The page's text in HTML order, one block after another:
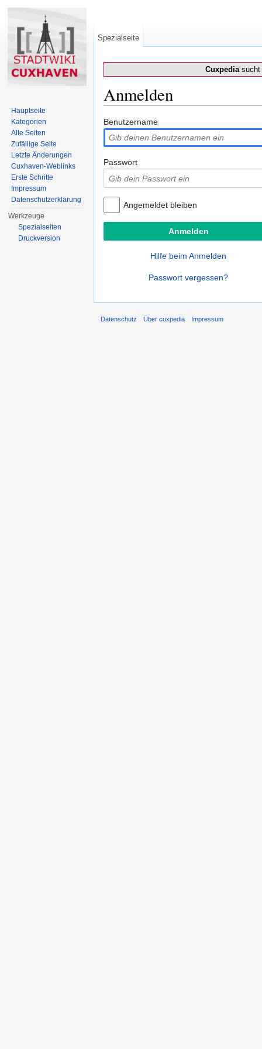
Cuxpediasucht
Anmelden
Benutzername
Passwort
Angemeldet bleiben
Hilfe beim Anmelden
Passwort vergessen?
Spezialseite
Hauptseite
Kategorien
Alle Seiten
Zufällige Seite
Letzte Änderungen
Cuxhaven-Weblinks
Erste Schritte
Impressum
Datenschutzerklärung
Werkzeuge
Spezialseiten
Druckversion
Datenschutz Über cuxpedia Impressum